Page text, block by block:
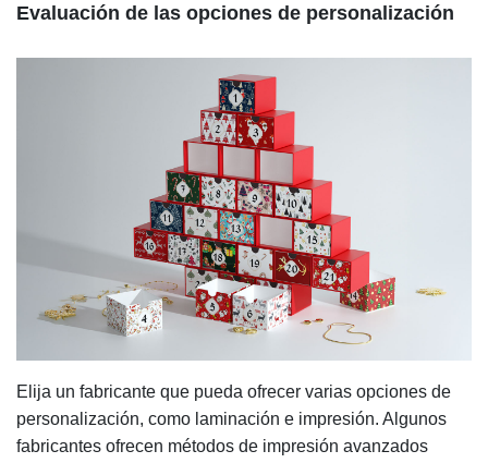
Evaluación de las opciones de personalización
Elija un fabricante que pueda ofrecer varias opciones de
personalización, como laminación e impresión. Algunos
fabricantes ofrecen métodos de impresión avanzados